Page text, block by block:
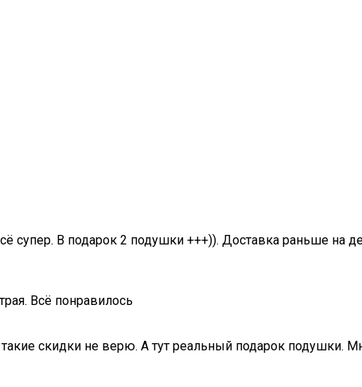
супер. В подарок 2 подушки +++)). Доставка раньше на
Всё понравилось
скидки не верю. А тут реальный подарок подушки.